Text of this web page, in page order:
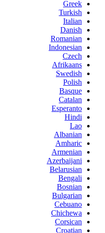
Greek
Turkish
Italian
Danish
Romanian
Indonesian
Czech
Afrikaans
Swedish
Polish
Basque
Catalan
Esperanto
Hindi
Lao
Albanian
Amharic
Armenian
Azerbaijani
Belarusian
Bengali
Bosnian
Bulgarian
Cebuano
Chichewa
Corsican
Croatian